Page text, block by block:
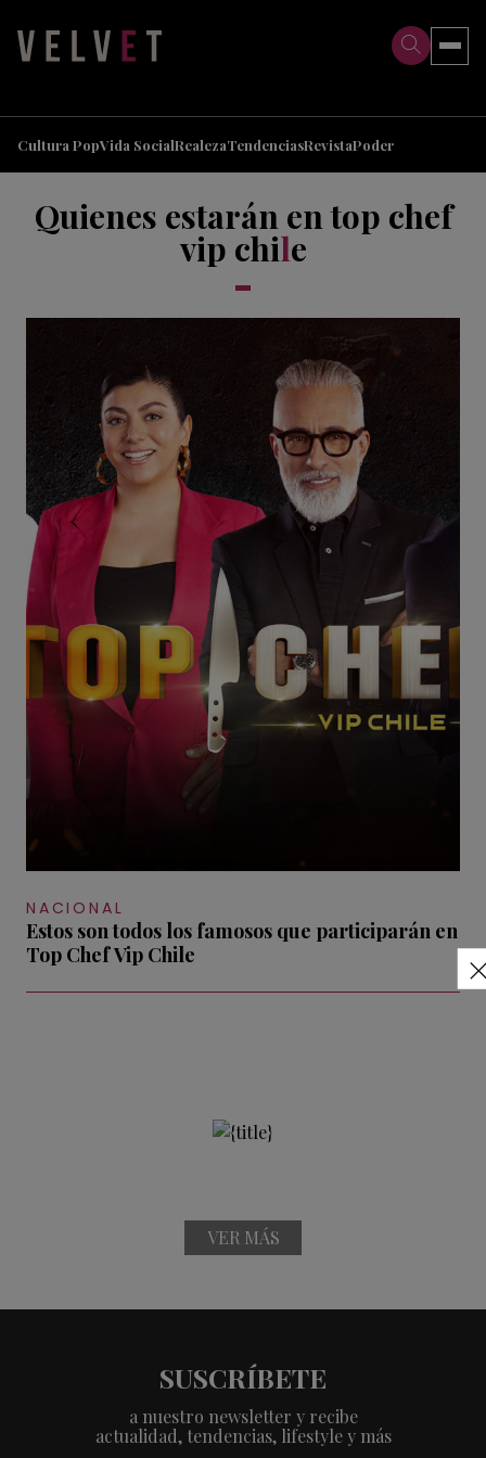
Cultura PopVida SocialRealezaTendenciasRevistaPoder
Quienes estarán en top chef
vip chile
NACIONAL
Estos son todos los famosos que participarán en
Top Chef Vip Chile
VER MÁS
SUSCRÍBETE
a nuestro newsletter y recibe
actualidad, tendencias, lifestyle y más